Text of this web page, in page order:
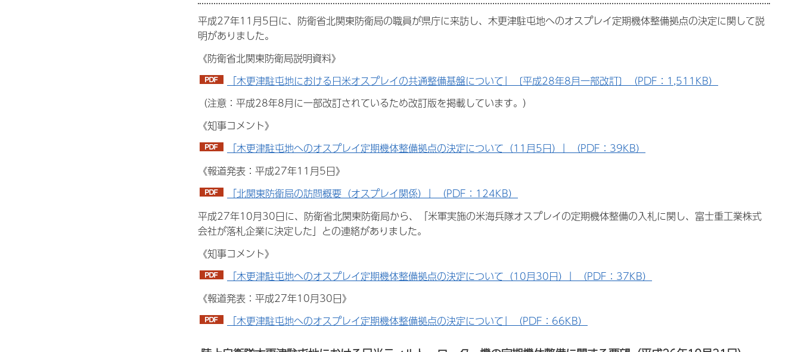
平成27年11月5日に、防衛省北関東防衛局の職員が県庁に来訪し、木更津駐屯地へのオスプレイ定期機体整備拠点の決定に関して説
明がありました。
《防衛省北関東防衛局説明資料》
「木更津駐屯地における日米オスプレイの共通整備基盤について」〔平成28年8月一部改訂〕（PDF：1,511KB）
（注意：平成28年8月に一部改訂されているため改訂版を掲載しています。）
《知事コメント》
「木更津駐屯地へのオスプレイ定期機体整備拠点の決定について（11月5日）」（PDF：39KB）
《報道発表：平成27年11月5日》
「北関東防衛局の訪問概要（オスプレイ関係）」（PDF：124KB）
平成27年10月30日に、防衛省北関東防衛局から、「米軍実施の米海兵隊オスプレイの定期機体整備の入札に関し、富士重工業株式
会社が落札企業に決定した」との連絡がありました。
《知事コメント》
「木更津駐屯地へのオスプレイ定期機体整備拠点の決定について（10月30日）」（PDF：37KB）
《報道発表：平成27年10月30日》
「木更津駐屯地へのオスプレイ定期機体整備拠点の決定について」（PDF：66KB）